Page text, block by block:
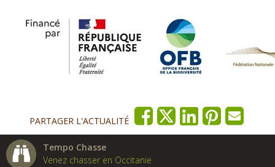
PARTAGER L'ACTUALITÉ
Tempo Chasse
Venez chasser en Occitanie